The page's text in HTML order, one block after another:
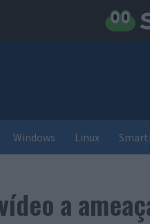
Windows Linux
a